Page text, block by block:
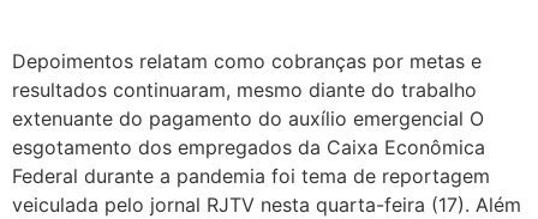
Depoimentos relatam como cobranças por metas e
resultados continuaram, mesmo diante do trabalho
extenuante do pagamento do auxílio emergencial O
esgotamento dos empregados da Caixa Econômica
Federal durante a pandemia foi tema de reportagem
veiculada pelo jornal RJTV nesta quarta-feira (17). Além